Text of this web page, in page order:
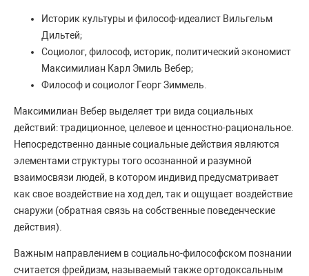
Историк культуры и философ-идеалист Вильгельм
Дильтей;
Социолог, философ, историк, политический экономист
Максимилиан Карл Эмиль Вебер;
Философ и социолог Георг Зиммель.
Максимилиан Вебер выделяет три вида социальных
действий: традиционное, целевое и ценностно-рациональное.
Непосредственно данные социальные действия являются
элементами структуры того осознанной и разумной
взаимосвязи людей, в котором индивид предусматривает
как свое воздействие на ход дел, так и ощущает воздействие
снаружи (обратная связь на собственные поведенческие
действия).
Важным направлением в социально-философском познании
считается фрейдизм, называемый также ортодоксальным